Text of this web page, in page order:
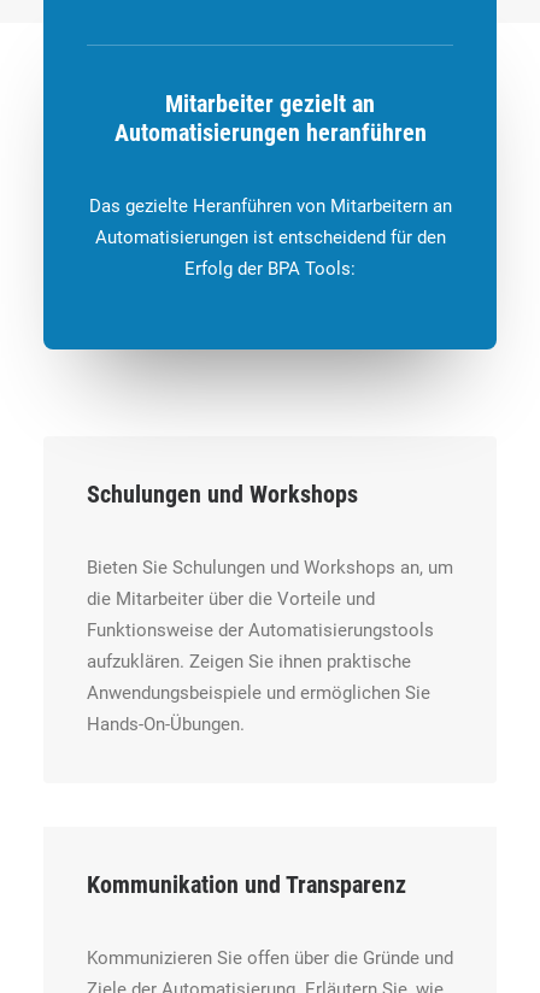
Mitarbeiter gezielt an
Automatisierungen heranführen
Das gezielte Heranführen von Mitarbeitern an
Automatisierungen ist entscheidend für den
Erfolg der BPA Tools:
Schulungen und Workshops
Bieten Sie Schulungen und Workshops an, um
die Mitarbeiter über die Vorteile und
Funktionsweise der Automatisierungstools
aufzuklären. Zeigen Sie ihnen praktische
Anwendungsbeispiele und ermöglichen Sie
Hands-On-Übungen.
Kommunikation und Transparenz
Kommunizieren Sie offen über die Gründe und